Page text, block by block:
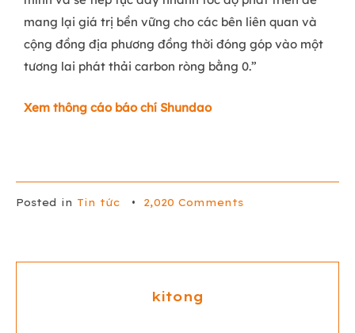
mang lại giá trị bền vững cho các bên liên quan và
cộng đồng địa phương đồng thời đóng góp vào một
tương lai phát thải carbon ròng bằng 0.”
Xem thông cáo báo chí Shundao
Posted in Tin tức • 2,020 Comments
kitong